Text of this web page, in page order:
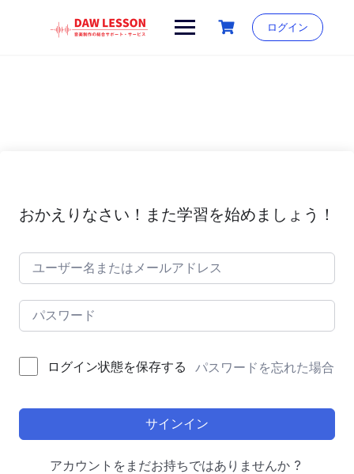
ログイン
おかえりなさい！また学習を始めましょう！
ログイン状態を保存する パスワードを忘れた場合
サインイン
アカウントをまだお持ちではありませんか ?